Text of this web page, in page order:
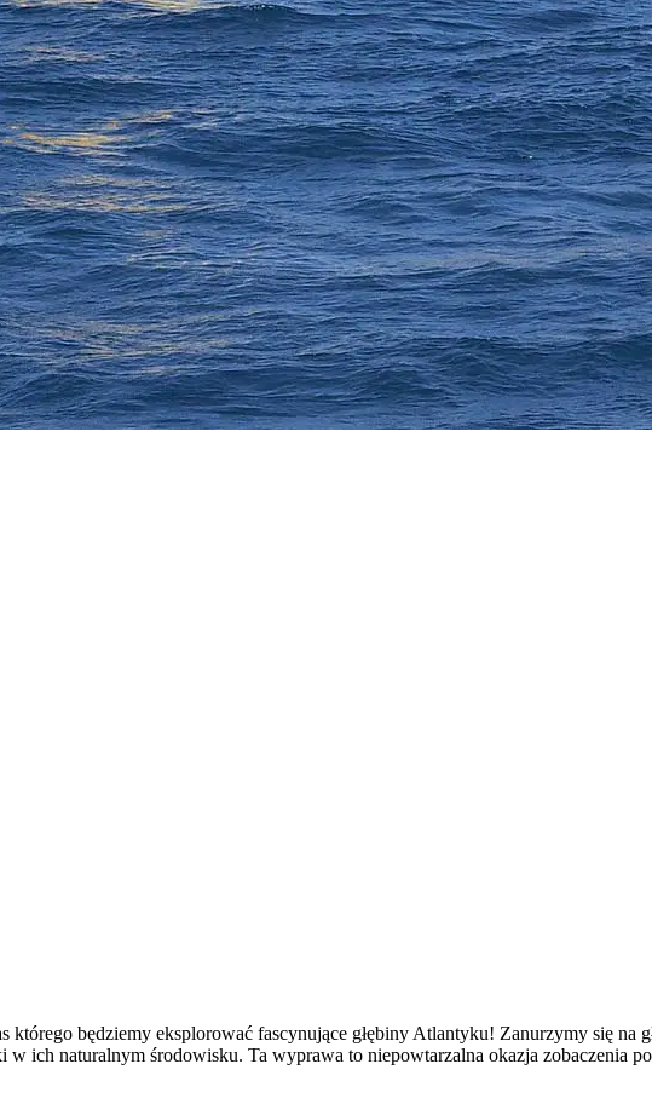
będziemy eksplorować fascynujące głębiny Atlantyku! Zanurzymy się na
w ich naturalnym środowisku. Ta wyprawa to niepowtarzalna okazja zobaczenia